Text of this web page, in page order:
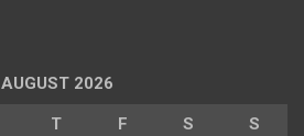
AUGUST 2026
T F S S